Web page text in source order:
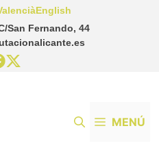
San Fernando, 44
English
MENÚ